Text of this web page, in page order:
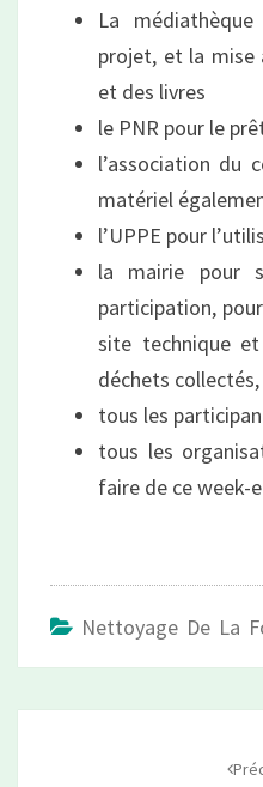
La
projet, et la mise
et des livres
le PNR pour le
l’association du
matériel
l’UPPE pour
la mairie pour
participation,
site technique
déchets collectés,
tous les
tous les
faire de ce week-
Nettoyage De La